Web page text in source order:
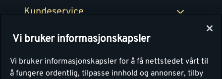
Kundeservice
Montér
Vi bruker informasjonskapsler
Vi bruker informasjonskapsler for å få nettstedet vårt til
å fungere ordentlig, tilpasse innhold og annonser, tilby